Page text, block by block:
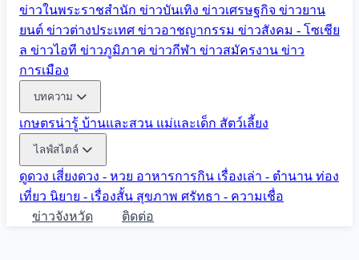
ข่าวในพระราชสำนัก ข่าวบันเทิง ข่าวเศรษฐกิจ ข่าวยาน
ยนต์ ข่าวต่างประเทศ ข่าวอาชญากรรม ข่าวสังคม - โซเชีย
ล ข่าวไอที ข่าวภูมิภาค ข่าวกีฬา ข่าวสมัครงาน ข่าว
การเมือง
บทความ
เกษตรน่ารู้ บ้านและสวน แม่และเด็ก สัตว์เลี้ยง
ไลฟ์สไตล์
ดูดวง เสี่ยงดวง - หวย อาหารการกิน เรื่องเล่า - ตำนาน ท่อง
เที่ยว นิยาย - เรื่องสั้น สุขภาพ ศรัทธา - ความเชื่อ
ข่าวจังหวัด
ติดต่อ